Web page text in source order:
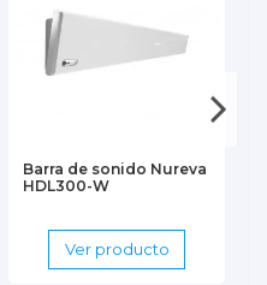
Barra de sonido Nureva
HDL300-W
Ver producto